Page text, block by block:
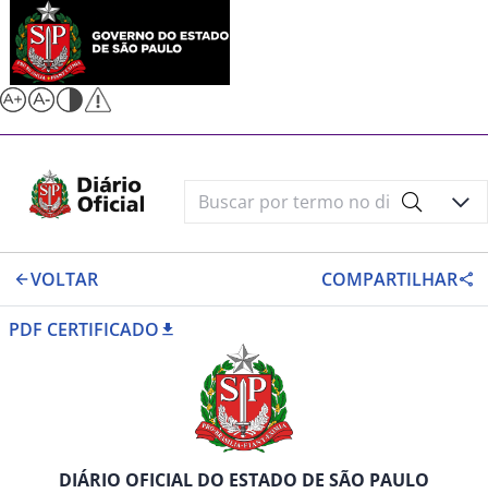
VOLTAR COMPARTILHAR
PDF CERTIFICADO
DIÁRIO OFICIAL DO ESTADO DE SÃO PAULO